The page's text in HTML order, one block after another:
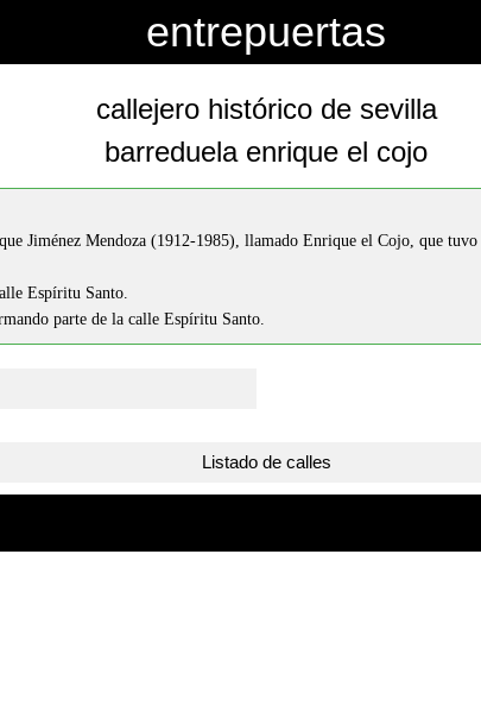
entrepuertas
callejero histórico de sevilla
barreduela enrique el cojo
Jiménez Mendoza (1912-1985), llamado Enrique el Cojo, que tuvo
Espíritu Santo.
parte de la calle Espíritu Santo.
Listado de calles